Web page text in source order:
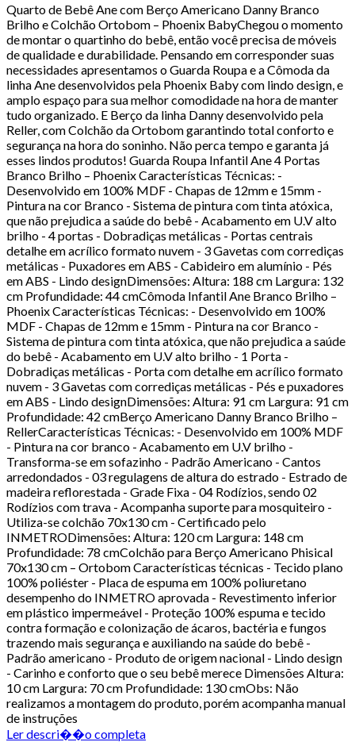
Quarto de Bebê Ane com Berço Americano Danny Branco
Brilho e Colchão Ortobom – Phoenix BabyChegou o momento
de montar o quartinho do bebê, então você precisa de móveis
de qualidade e durabilidade. Pensando em corresponder suas
necessidades apresentamos o Guarda Roupa e a Cômoda da
linha Ane desenvolvidos pela Phoenix Baby com lindo design, e
amplo espaço para sua melhor comodidade na hora de manter
tudo organizado. E Berço da linha Danny desenvolvido pela
Reller, com Colchão da Ortobom garantindo total conforto e
segurança na hora do soninho. Não perca tempo e garanta já
esses lindos produtos! Guarda Roupa Infantil Ane 4 Portas
Branco Brilho – Phoenix Características Técnicas: -
Desenvolvido em 100% MDF - Chapas de 12mm e 15mm -
Pintura na cor Branco - Sistema de pintura com tinta atóxica,
que não prejudica a saúde do bebê - Acabamento em U.V alto
brilho - 4 portas - Dobradiças metálicas - Portas centrais
detalhe em acrílico formato nuvem - 3 Gavetas com corrediças
metálicas - Puxadores em ABS - Cabideiro em alumínio - Pés
em ABS - Lindo designDimensões: Altura: 188 cm Largura: 132
cm Profundidade: 44 cmCômoda Infantil Ane Branco Brilho –
Phoenix Características Técnicas: - Desenvolvido em 100%
MDF - Chapas de 12mm e 15mm - Pintura na cor Branco -
Sistema de pintura com tinta atóxica, que não prejudica a saúde
do bebê - Acabamento em U.V alto brilho - 1 Porta -
Dobradiças metálicas - Porta com detalhe em acrílico formato
nuvem - 3 Gavetas com corrediças metálicas - Pés e puxadores
em ABS - Lindo designDimensões: Altura: 91 cm Largura: 91 cm
Profundidade: 42 cmBerço Americano Danny Branco Brilho –
RellerCaracterísticas Técnicas: - Desenvolvido em 100% MDF
- Pintura na cor branco - Acabamento em U.V brilho -
Transforma-se em sofazinho - Padrão Americano - Cantos
arredondados - 03 regulagens de altura do estrado - Estrado de
madeira reflorestada - Grade Fixa - 04 Rodízios, sendo 02
Rodízios com trava - Acompanha suporte para mosquiteiro -
Utiliza-se colchão 70x130 cm - Certificado pelo
INMETRODimensões: Altura: 120 cm Largura: 148 cm
Profundidade: 78 cmColchão para Berço Americano Phisical
70x130 cm – Ortobom Características técnicas - Tecido plano
100% poliéster - Placa de espuma em 100% poliuretano
desempenho do INMETRO aprovada - Revestimento inferior
em plástico impermeável - Proteção 100% espuma e tecido
contra formação e colonização de ácaros, bactéria e fungos
trazendo mais segurança e auxiliando na saúde do bebê -
Padrão americano - Produto de origem nacional - Lindo design
- Carinho e conforto que o seu bebê merece Dimensões Altura:
10 cm Largura: 70 cm Profundidade: 130 cmObs: Não
realizamos a montagem do produto, porém acompanha manual
de instruções
Ler descri��o completa